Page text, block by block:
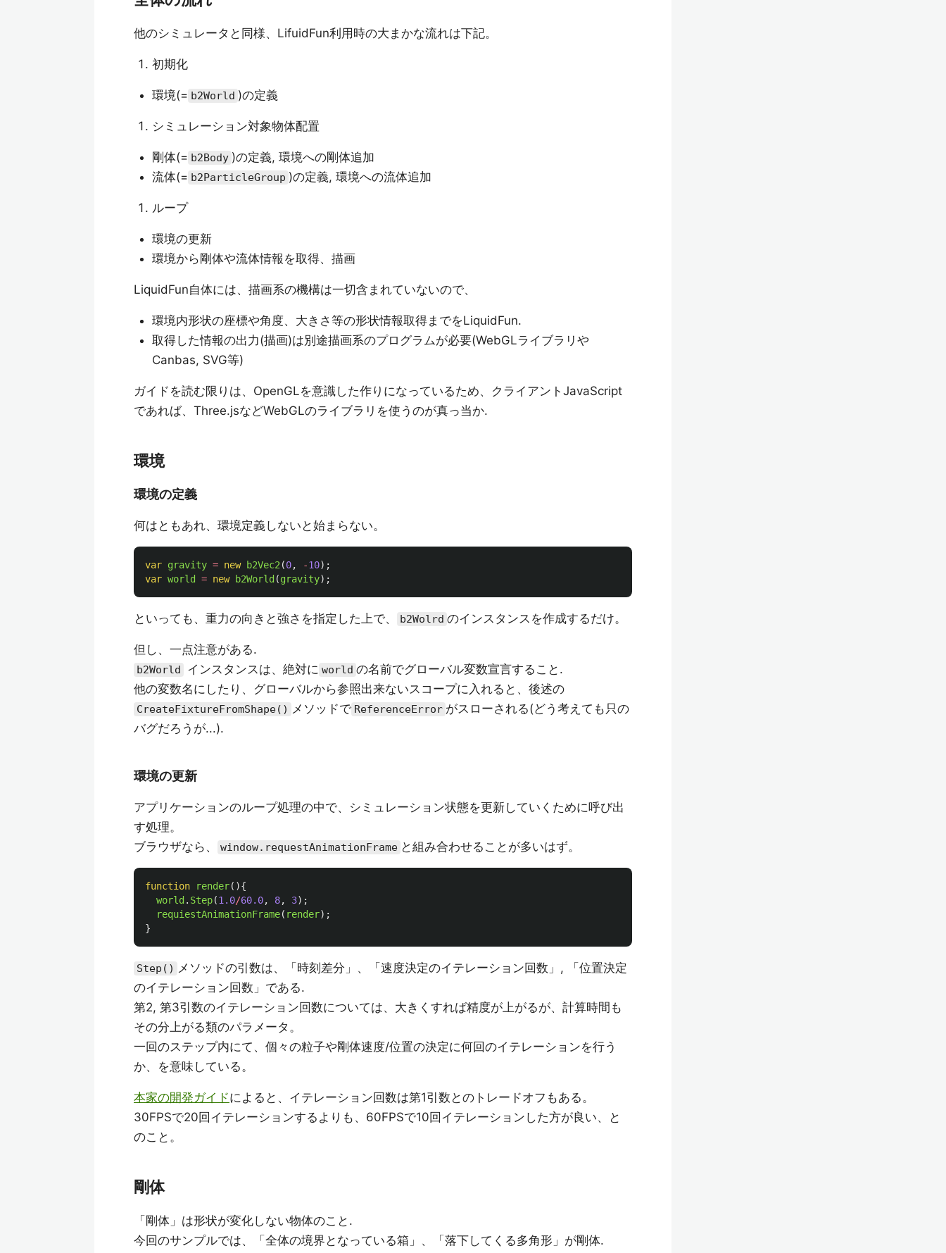
他のシミュレータと同様、LifuidFun利用時の大まかな流れは下記。
初期化
環境(= b2World )の定義
シミュレーション対象物体配置
剛体(= b2Body )の定義, 環境への剛体追加
流体(= b2ParticleGroup )の定義, 環境への流体追加
ループ
環境の更新
環境から剛体や流体情報を取得、描画
LiquidFun自体には、描画系の機構は一切含まれていないので、
環境内形状の座標や角度、大きさ等の形状情報取得までをLiquidFun.
取得した情報の出力(描画)は別途描画系のプログラムが必要(WebGLライブラリや
Canbas, SVG等)
ガイドを読む限りは、OpenGLを意識した作りになっているため、クライアントJavaScript
であれば、Three.jsなどWebGLのライブラリを使うのが真っ当か.
環境
環境の定義
何はともあれ、環境定義しないと始まらない。
var gravity = new b2Vec2 (0, -10);
var world = new b2World (gravity);
といっても、重力の向きと強さを指定した上で、 b2Wolrd のインスタンスを作成するだけ。
但し、一点注意がある.
b2World インスタンスは、絶対に world の名前でグローバル変数宣言すること.
他の変数名にしたり、グローバルから参照出来ないスコープに入れると、後述の
CreateFixtureFromShape() メソッドで ReferenceError がスローされる(どう考えても只の
バグだろうが...).
環境の更新
アプリケーションのループ処理の中で、シミュレーション状態を更新していくために呼び出
す処理。
ブラウザなら、
window.requestAnimationFrame と組み合わせることが多いはず。
function render(){
world . Step(1.0/60.0, 8, 3);
requiestAnimationFrame( render);
}
Step() メソッドの引数は、「時刻差分」、「速度決定のイテレーション回数」, 「位置決定
のイテレーション回数」である.
第2, 第3引数のイテレーション回数については、大きくすれば精度が上がるが、計算時間も
その分上がる類のパラメータ。
一回のステップ内にて、個々の粒子や剛体速度/位置の決定に何回のイテレーションを行う
か、を意味している。
本家の開発ガイドによると、イテレーション回数は第1引数とのトレードオフもある。
30FPSで20回イテレーションするよりも、60FPSで10回イテレーションした方が良い、と
のこと。
剛体
「剛体」は形状が変化しない物体のこと.
今回のサンプルでは、「全体の境界となっている箱」、「落下してくる多角形」が剛体.